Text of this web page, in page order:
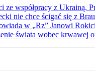
ze współpracy z Ukrainą.
nie chce ścigać się z
w „Rz” Janowi
świata wobec krwawej